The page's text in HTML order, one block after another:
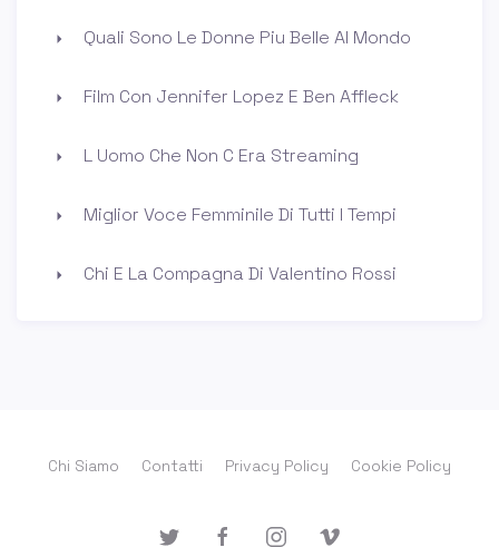
Quali Sono Le Donne Piu Belle Al Mondo
Film Con Jennifer Lopez E Ben Affleck
L Uomo Che Non C Era Streaming
Miglior Voce Femminile Di Tutti I Tempi
Chi E La Compagna Di Valentino Rossi
Chi Siamo Contatti Privacy Policy Cookie Policy